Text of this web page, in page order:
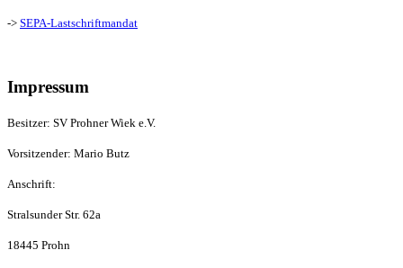
-> SEPA-Lastschriftmandat
Impressum
Besitzer: SV Prohner Wiek e.V.
Vorsitzender: Mario Butz
Anschrift:
Stralsunder Str. 62a
18445 Prohn